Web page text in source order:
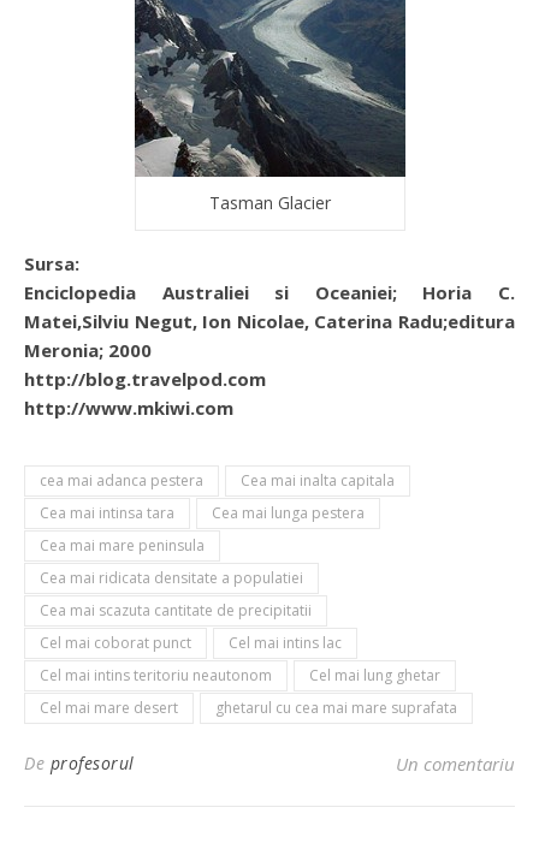
Tasman Glacier
Sursa:
Enciclopedia Australiei si Oceaniei; Horia C.
Matei,Silviu Negut, Ion Nicolae, Caterina Radu;editura
Meronia; 2000
http://blog.travelpod.com
http://www.mkiwi.com
cea mai adanca pestera
Cea mai inalta capitala
Cea mai intinsa tara
Cea mai lunga pestera
Cea mai mare peninsula
Cea mai ridicata densitate a populatiei
Cea mai scazuta cantitate de precipitatii
Cel mai coborat punct
Cel mai intins lac
Cel mai intins teritoriu neautonom
Cel mai lung ghetar
Cel mai mare desert
ghetarul cu cea mai mare suprafata
De profesorul Un comentariu